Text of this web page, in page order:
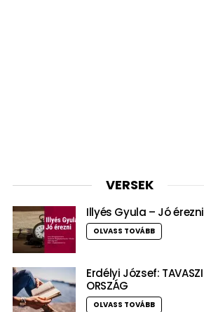
VERSEK
Illyés Gyula – Jó érezni
OLVASS TOVÁBB
Erdélyi József: TAVASZI
ORSZÁG
OLVASS TOVÁBB